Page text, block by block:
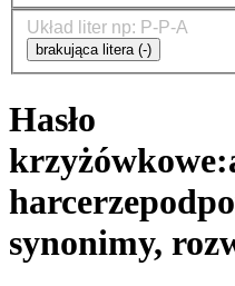
brakująca litera (-)
Hasło
krzyżówkowe:
harcerze
synonimy,